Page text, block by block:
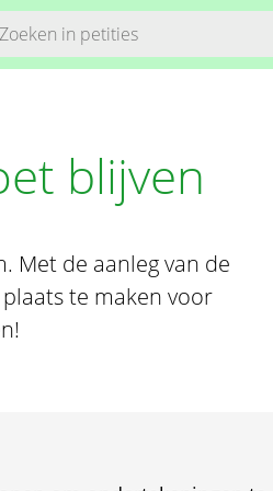
blijven
Met de aanleg van de
te maken voor